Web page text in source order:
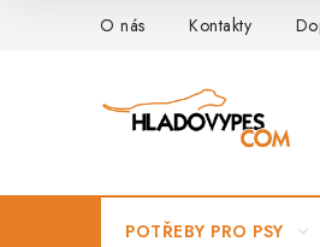
O nás Kontakty
POTŘEBY PRO PSY